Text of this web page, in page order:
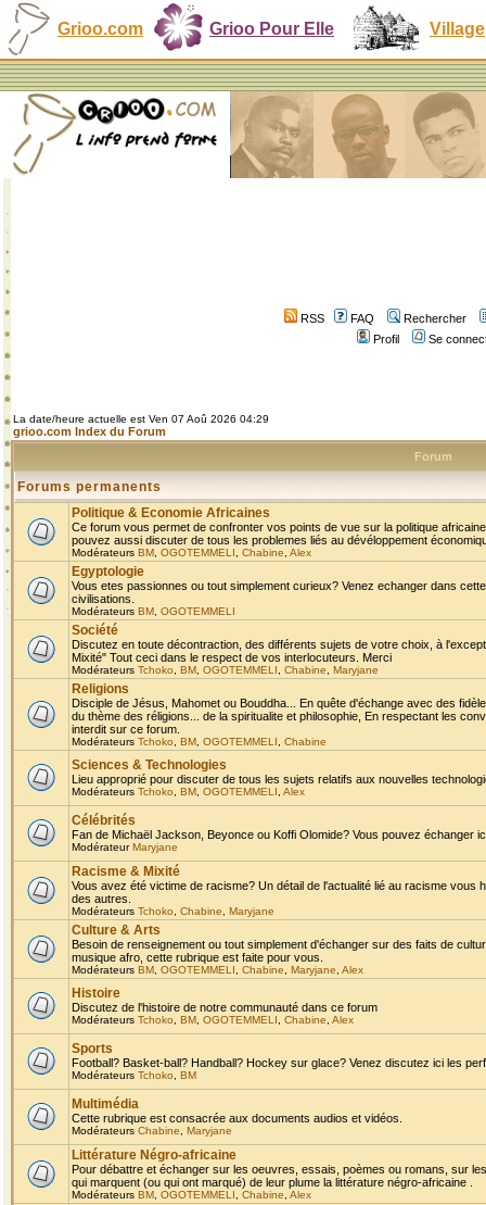
Grioo.com Grioo Pour Elle Village
RSS FAQ
Rechercher
Profil
Se
La date/heure actuelle est Ven 07 Aoû 2026 04:29
grioo.com Index du Forum
Forum
Forums permanents
Politique & Economie Africaines
Ce forum vous permet de confronter vos points de vue sur la politique
pouvez aussi discuter de tous les problemes liés au dévéloppement
Modérateurs BM OGOTEMMELI Chabine Alex
Egyptologie
Vous etes passionnes ou tout simplement curieux? Venez echanger dans
civilisations.
Modérateurs BM OGOTEMMELI
Société
Discutez en toute décontraction, des différents sujets de votre choix, à
Mixité" Tout ceci dans le respect de vos interlocuteurs. Merci
Modérateurs Tchoko BM OGOTEMMELI Chabine Maryjane
Religions
Disciple de Jésus, Mahomet ou Bouddha... En quête d'échange avec des
du thème des réligions... de la spiritualite et philosophie, En respectant les
interdit sur ce forum.
Modérateurs Tchoko BM OGOTEMMELI Chabine
Sciences & Technologies
Lieu approprié pour discuter de tous les sujets relatifs aux nouvelles
Modérateurs Tchoko BM OGOTEMMELI Alex
Célébrités
Fan de Michaël Jackson, Beyonce ou Koffi Olomide? Vous pouvez échanger
ModérateurMaryjane
Racisme & Mixité
Vous avez été victime de racisme? Un détail de l'actualité lié au racisme
des autres.
Modérateurs Tchoko Chabine Maryjane
Culture & Arts
Besoin de renseignement ou tout simplement d'échanger sur des faits de
musique afro, cette rubrique est faite pour vous.
Modérateurs BM OGOTEMMELI Chabine Maryjane Alex
Histoire
Discutez de l'histoire de notre communauté dans ce forum
Modérateurs Tchoko BM OGOTEMMELI Chabine Alex
Sports
Football? Basket-ball? Handball? Hockey sur glace? Venez discutez ici les
Modérateurs Tchoko BM
Multimédia
Cette rubrique est consacrée aux documents audios et vidéos.
Modérateurs Chabine Maryjane
Littérature Négro-africaine
Pour débattre et échanger sur les oeuvres, essais, poèmes ou romans, sur
qui marquent (ou qui ont marqué) de leur plume la littérature négro-africaine .
Modérateurs BM OGOTEMMELI Chabine Alex